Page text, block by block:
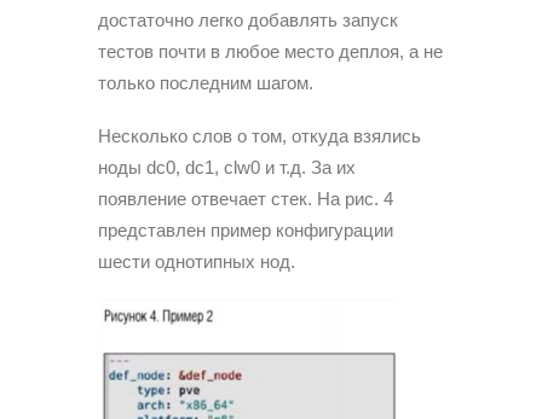
достаточно легко добавлять запуск
тестов почти в любое место деплоя, а не
только последним шагом.
Несколько слов о том, откуда взялись
ноды dc0, dc1, clw0 и т.д. За их
появление отвечает стек. На рис. 4
представлен пример конфигурации
шести однотипных нод.